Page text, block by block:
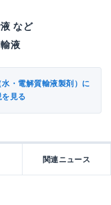
など
液
・電解質輸液製剤）に
見る
関連ニュース